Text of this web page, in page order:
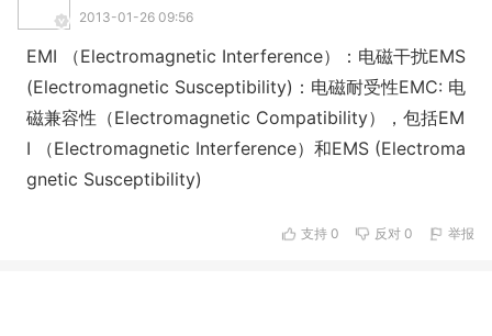
2013-01-26 09:56
EMI （Electromagnetic Interference）：电磁干扰EMS
(Electromagnetic Susceptibility)：电磁耐受性EMC: 电
磁兼容性（Electromagnetic Compatibility），包括EM
I （Electromagnetic Interference）和EMS (Electroma
gnetic Susceptibility)
支持 0 反对 0 举报